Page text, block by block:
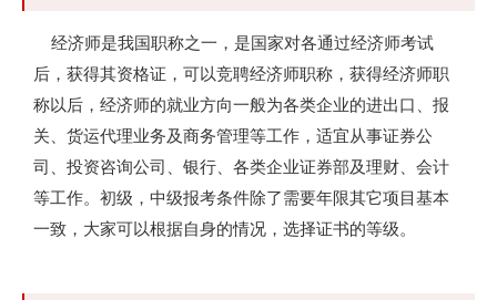
经济师是我国职称之一，是国家对各通过经济师考试
后，获得其资格证，可以竞聘经济师职称，获得经济师职
称以后，经济师的就业方向一般为各类企业的进出口、报
关、货运代理业务及商务管理等工作，适宜从事证券公
司、投资咨询公司、银行、各类企业证券部及理财、会计
等工作。初级，中级报考条件除了需要年限其它项目基本
一致，大家可以根据自身的情况，选择证书的等级。